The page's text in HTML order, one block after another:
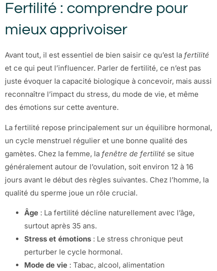
Fertilité : comprendre pour
mieux apprivoiser
Avant tout, il est essentiel de bien saisir ce qu’est la fertilité
et ce qui peut l’influencer. Parler de fertilité, ce n’est pas
juste évoquer la capacité biologique à concevoir, mais aussi
reconnaître l’impact du stress, du mode de vie, et même
des émotions sur cette aventure.
La fertilité repose principalement sur un équilibre hormonal,
un cycle menstruel régulier et une bonne qualité des
gamètes. Chez la femme, la fenêtre de fertilité se situe
généralement autour de l’ovulation, soit environ 12 à 16
jours avant le début des règles suivantes. Chez l’homme, la
qualité du sperme joue un rôle crucial.
Âge : La fertilité décline naturellement avec l’âge,
surtout après 35 ans.
Stress et émotions : Le stress chronique peut
perturber le cycle hormonal.
Mode de vie : Tabac, alcool, alimentation